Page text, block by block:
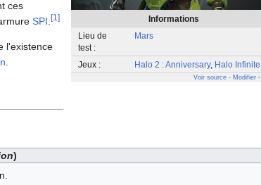
Informations
Lieu de
test :
Mars
Jeux : Halo 2 : Anniversary, Halo Infinite
Voir source - Modifier -
ces
SPI [1 ]
l'existence
)